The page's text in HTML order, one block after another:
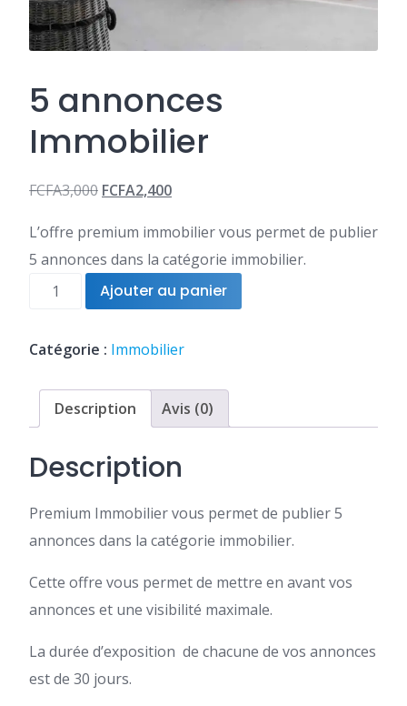
5 annonces
Immobilier
FCFA3,000
prix
initial
était :
FCFA2,400
prix
actuel
L’offre premium immobilier vous permet de publier
5 annonces dans la catégorie immobilier.
quantité
annonces
Ajouter au panier
Catégorie : Immobilier
Description Avis (0)
Description
Premium Immobilier vous permet de publier 5
annonces dans la catégorie immobilier.
Cette offre vous permet de mettre en avant vos
annonces et une visibilité maximale.
La durée d’exposition de chacune de vos annonces
est de 30 jours.